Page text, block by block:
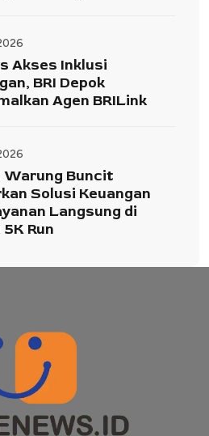
Akses Inklusi
BRI Depok
Agen BRILink
Warung Buncit
Solusi Keuangan
Langsung di
Run